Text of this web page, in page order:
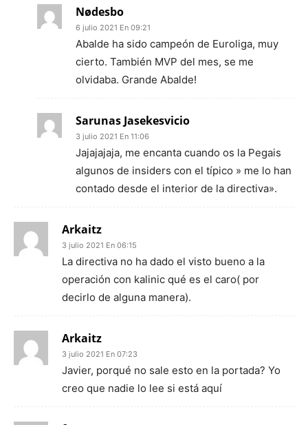
Nødesbo
6 julio 2021 En 09:21
Abalde ha sido campeón de Euroliga, muy
cierto. También MVP del mes, se me
olvidaba. Grande Abalde!
Sarunas Jasekesvicio
3 julio 2021 En 11:06
Jajajajaja, me encanta cuando os la Pegais
algunos de insiders con el típico » me lo han
contado desde el interior de la directiva».
Arkaitz
3 julio 2021 En 06:15
La directiva no ha dado el visto bueno a la
operación con kalinic qué es el caro( por
decirlo de alguna manera).
Arkaitz
3 julio 2021 En 07:23
Javier, porqué no sale esto en la portada? Yo
creo que nadie lo lee si está aquí